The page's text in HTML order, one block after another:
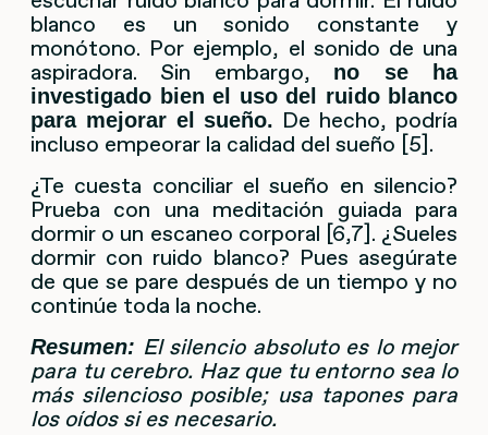
blanco es un sonido constante y
monótono. Por ejemplo, el sonido de una
aspiradora. Sin embargo,
no se ha
investigado bien el uso del ruido blanco
para mejorar el sueño. De hecho, podría
incluso empeorar la calidad del sueño [5].
¿Te cuesta conciliar el sueño en silencio?
Prueba con una meditación guiada para
dormir o un escaneo corporal [6,7]. ¿Sueles
dormir con ruido blanco? Pues asegúrate
de que se pare después de un tiempo y no
continúe toda la noche.
Resumen: El silencio absoluto es lo mejor
para tu cerebro. Haz que tu entorno sea lo
más silencioso posible; usa tapones para
los oídos si es necesario.